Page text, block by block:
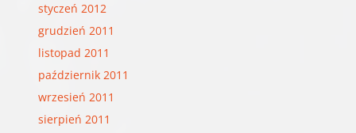
styczeń 2012
grudzień 2011
listopad 2011
październik 2011
wrzesień 2011
sierpień 2011